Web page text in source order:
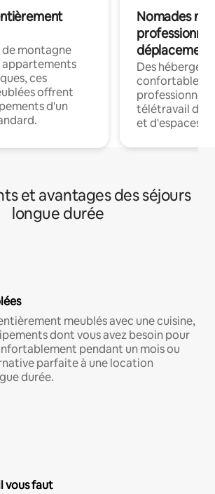
de montagne
appartements
ces
offrent
d'un
Nomades
déplacement
Des
confortables
professionnels
télétravail
et d'espaces
et avantages des séjours
longue durée
meublés avec une cuisine,
dont vous avez besoin pour
pendant un mois ou
parfaite à une location
durée.
vous faut